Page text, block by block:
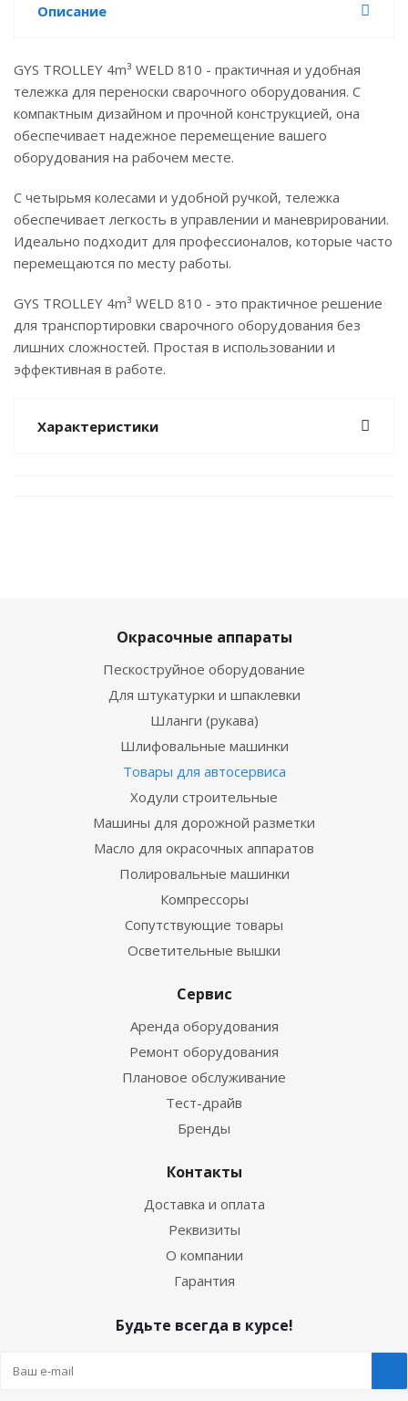
Описание
GYS TROLLEY 4m³ WELD 810 - практичная и удобная
тележка для переноски сварочного оборудования. С
компактным дизайном и прочной конструкцией, она
обеспечивает надежное перемещение вашего
оборудования на рабочем месте.
С четырьмя колесами и удобной ручкой, тележка
обеспечивает легкость в управлении и маневрировании.
Идеально подходит для профессионалов, которые часто
перемещаются по месту работы.
GYS TROLLEY 4m³ WELD 810 - это практичное решение
для транспортировки сварочного оборудования без
лишних сложностей. Простая в использовании и
эффективная в работе.
Характеристики
Окрасочные аппараты
Пескоструйное оборудование
Для штукатурки и шпаклевки
Шланги (рукава)
Шлифовальные машинки
Товары для автосервиса
Ходули строительные
Машины для дорожной разметки
Масло для окрасочных аппаратов
Полировальные машинки
Компрессоры
Сопутствующие товары
Осветительные вышки
Сервис
Аренда оборудования
Ремонт оборудования
Плановое обслуживание
Тест-драйв
Бренды
Контакты
Доставка и оплата
Реквизиты
О компании
Гарантия
Будьте всегда в курсе!